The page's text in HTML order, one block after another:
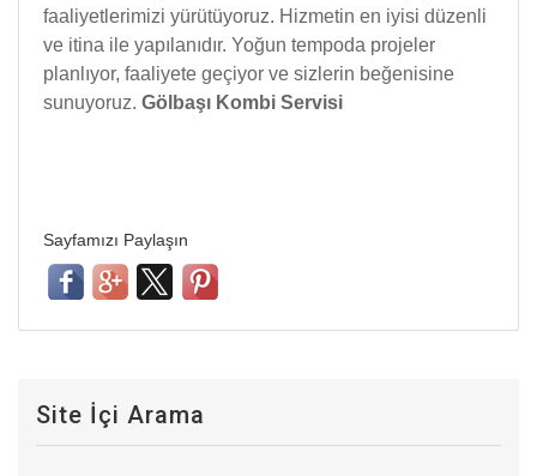
faaliyetlerimizi yürütüyoruz. Hizmetin en iyisi düzenli
ve itina ile yapılanıdır. Yoğun tempoda projeler
planlıyor, faaliyete geçiyor ve sizlerin beğenisine
sunuyoruz. Gölbaşı Kombi Servisi
Sayfamızı Paylaşın
Site İçi Arama